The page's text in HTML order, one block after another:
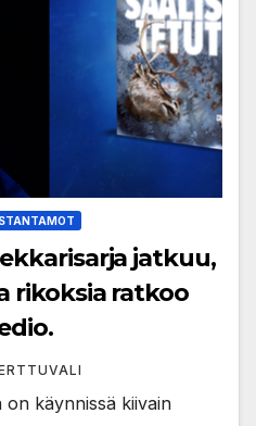
jatkuu,
rikoksia ratkoo
on käynnissä kiivain